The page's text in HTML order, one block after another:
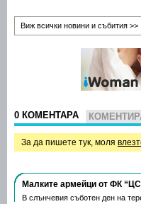
Виж всички новини и събития >>
0 КОМЕНТАРА
За да пишете тук, моля
Малките армейци от ФК
В слънчевия съботен ден на